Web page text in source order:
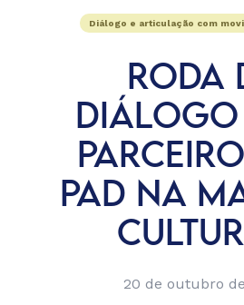
Diálogo e articulação com
RODA
PAD NA
20 de outubro